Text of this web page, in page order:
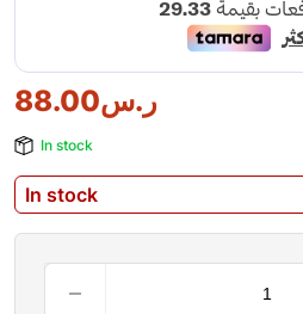
ر.س88.00
In stock
In stock